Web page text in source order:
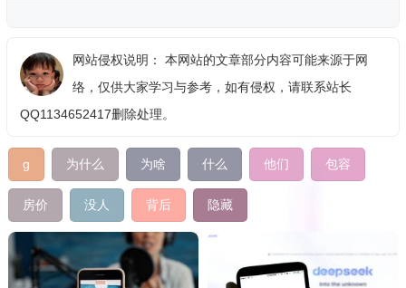
网站侵权说明： 本网站的文章部分内容可能来源于网
络，仅供大家学习与参考，如有侵权，请联系站长
QQ1134652417删除处理。
g 为什么 为啥 什么 他们 包容
房价 没人 背后 隐藏